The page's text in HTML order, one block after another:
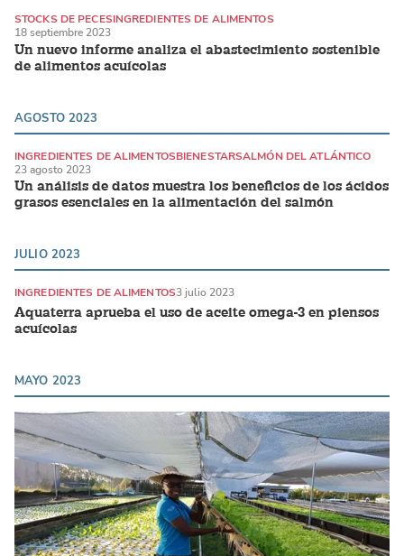
Un nuevo informe analiza el abastecimiento sostenible
de alimentos acuícolas
STOCKS DE PECESINGREDIENTES DE ALIMENTOS
SALMÓN DEL ATLÁNTICO
18 septiembre 2023
AGOSTO 2023
Un análisis de datos muestra los beneficios de los ácidos
grasos esenciales en la alimentación del salmón
INGREDIENTES DE ALIMENTOSBIENESTARSALMÓN DEL ATLÁNTICO
23 agosto 2023
JULIO 2023
Aquaterra aprueba el uso de aceite omega-3 en piensos
acuícolas
INGREDIENTES DE ALIMENTOS3 julio 2023
MAYO 2023